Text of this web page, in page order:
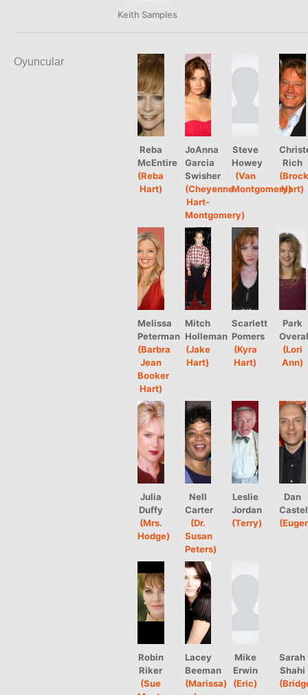
Keith Samples
Oyuncular
Reba
McEntire
(Reba
Hart)
JoAnna
Garcia
Swisher
(Cheyenne
Hart-
Montgomery)
Steve
Howey
(Van
Montgomery)
Rich
(Brock
Hart)
Melissa
Peterman
(Barbra
Jean
Booker
Hart)
Mitch
Holleman
(Jake
Hart)
Scarlett
Pomers
(Kyra
Hart)
Park
(Lori
Ann)
Julia
Duffy
(Mrs.
Hodge)
Nell
Carter
(Dr.
Susan
Peters)
Leslie
Jordan
(Terry)
Dan
Robin
Riker
(Sue
Lacey
Beeman
(Marissa)
Mike
Erwin
(Eric)
Sarah
Shahi